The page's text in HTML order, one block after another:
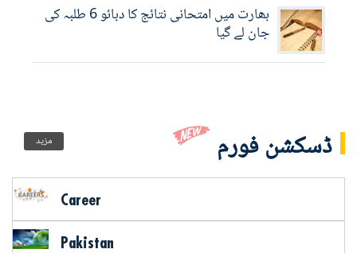
بھارت میں امتحانی نتائج کا دبائو 6 طلبہ کی
جان لے گیا
ڈسکشن فورم مزید
Career
Pakistan